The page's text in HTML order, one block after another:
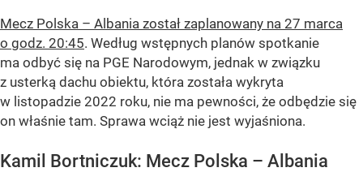
Mecz Polska – Albania został zaplanowany na 27 marca
o godz. 20:45. Według wstępnych planów spotkanie
ma odbyć się na PGE Narodowym, jednak w związku
z usterką dachu obiektu, która została wykryta
w listopadzie 2022 roku, nie ma pewności, że odbędzie się
on właśnie tam. Sprawa wciąż nie jest wyjaśniona.
Kamil Bortniczuk: Mecz Polska – Albania